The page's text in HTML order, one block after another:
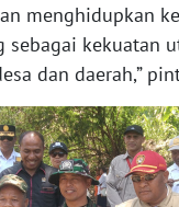
menghidupkan
sebagai kekuatan
dan daerah,”